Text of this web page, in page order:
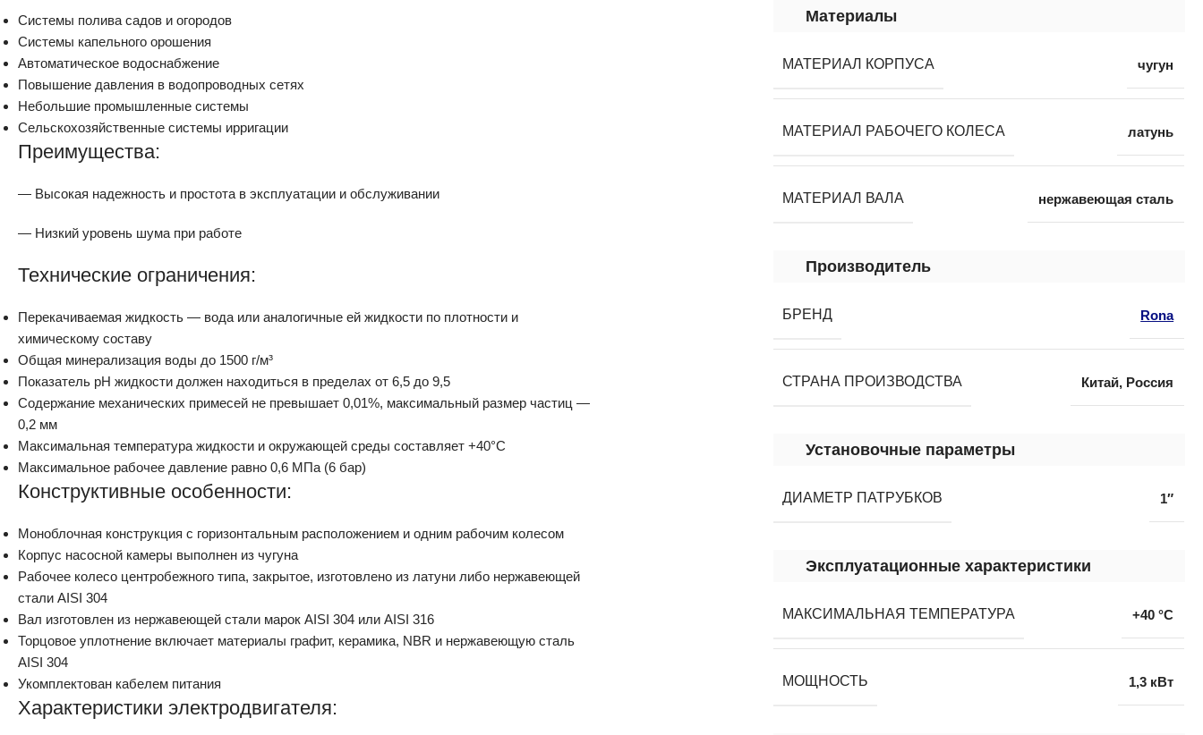
Системы полива садов и огородов
Системы капельного орошения
Автоматическое водоснабжение
Повышение давления в водопроводных сетях
Небольшие промышленные системы
Сельскохозяйственные системы ирригации
Преимущества:
— Высокая надежность и простота в эксплуатации и обслуживании
— Низкий уровень шума при работе
Технические ограничения:
Перекачиваемая жидкость — вода или аналогичные ей жидкости по плотности и
химическому составу
Общая минерализация воды до 1500 г/м³
Показатель рН жидкости должен находиться в пределах от 6,5 до 9,5
Содержание механических примесей не превышает 0,01%, максимальный размер частиц —
0,2 мм
Максимальная температура жидкости и окружающей среды составляет +40°C
Максимальное рабочее давление равно 0,6 МПа (6 бар)
Конструктивные особенности:
Моноблочная конструкция с горизонтальным расположением и одним рабочим колесом
Корпус насосной камеры выполнен из чугуна
Рабочее колесо центробежного типа, закрытое, изготовлено из латуни либо нержавеющей
стали AISI 304
Вал изготовлен из нержавеющей стали марок AISI 304 или AISI 316
Торцовое уплотнение включает материалы графит, керамика, NBR и нержавеющую сталь
AISI 304
Укомплектован кабелем питания
Характеристики электродвигателя:
Материалы
МАТЕРИАЛ КОРПУСА чугун
МАТЕРИАЛ РАБОЧЕГО КОЛЕСА латунь
МАТЕРИАЛ ВАЛА нержавеющая сталь
Производитель
БРЕНД Rona
СТРАНА ПРОИЗВОДСТВА Китай, Россия
Установочные параметры
ДИАМЕТР ПАТРУБКОВ 1″
Эксплуатационные характеристики
МАКСИМАЛЬНАЯ ТЕМПЕРАТУРА +40 °C
МОЩНОСТЬ 1,3 кВт